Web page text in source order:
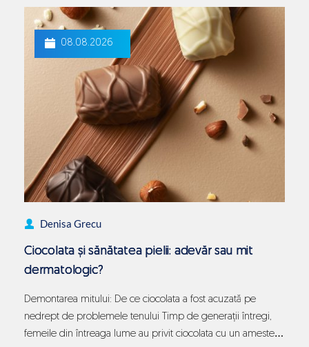
influențe profunde… Continue reading
Ciocolata
și
microbiomul
intestinal:
legătura
profundă
dintre
cacao
08.08.2026
Denisa Grecu
Ciocolata și sănătatea pielii: adevăr sau mit
dermatologic?
Demontarea mitului: De ce ciocolata a fost acuzată pe
nedrept de problemele tenului Timp de generații întregi,
femeile din întreaga lume au privit ciocolata cu un amestec